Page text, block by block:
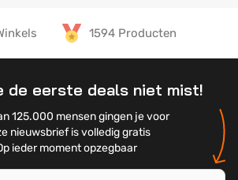
1594 Producten
de eerste deals niet mist!
125.000 mensen gingen je voor
nieuwsbrief is volledig gratis
ieder moment opzegbaar